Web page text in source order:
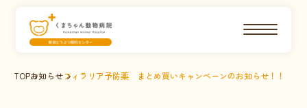
TOPお知らせフィラリア予防薬 まとめ買いキャンペーンのお知らせ！！